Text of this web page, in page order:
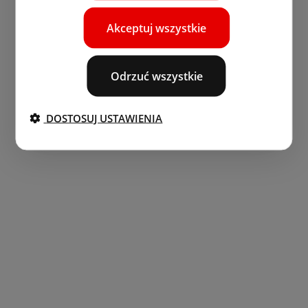
Akceptuj wszystkie
Odrzuć wszystkie
DOSTOSUJ USTAWIENIA